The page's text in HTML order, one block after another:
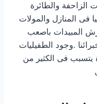
الزاحفة والطائرة
فى المنازل والمولات
المبيدات باصعب
.وجود الطفيليات
يتسبب فى الكثير من